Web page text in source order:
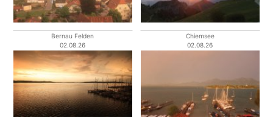
Bernau Felden
02.08.26
Chiemsee
02.08.26